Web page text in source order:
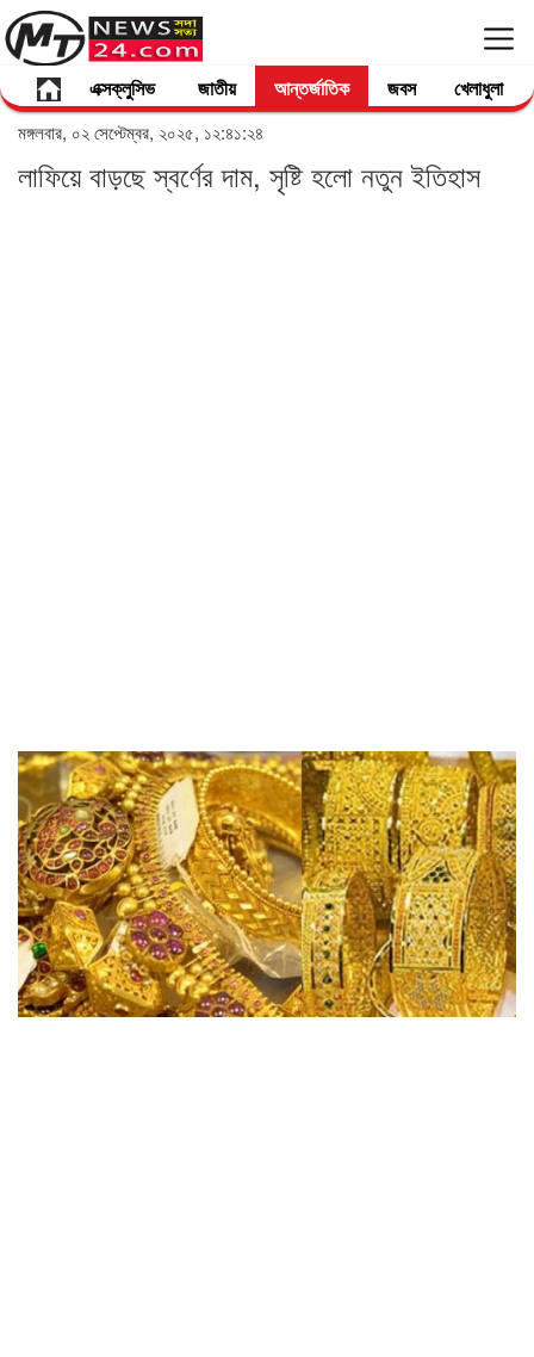
এক্সক্লুসিভ জাতীয় আন্তর্জাতিক জবস খেলাধুলা
মঙ্গলবার, ০২ সেপ্টেম্বর, ২০২৫, ১২:৪১:২৪
লাফিয়ে বাড়ছে স্বর্ণের দাম, সৃষ্টি হলো নতুন ইতিহাস